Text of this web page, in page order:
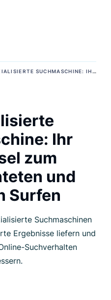
SUCHMASCHINE: IHR SCHLÜSSEL ZUM ZIELGERICHTETEN UND PRIVATEN SURFEN
Ihr
zum
und
Surfen
Suchmaschinen
Ergebnisse liefern und
Suchverhalten